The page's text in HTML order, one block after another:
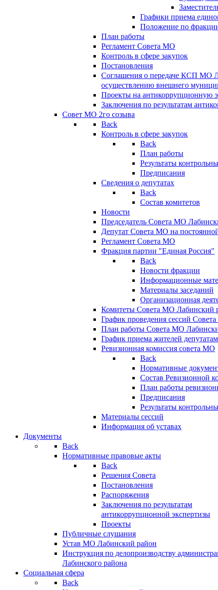
Графики приема
Положение по
План работы
Регламент Совета МО
Контроль в сфере закупок
Постановления
Соглашения о передаче КСП МО
осуществлению внешнего
Проекты на антикоррупционную
Заключения по результатам
Совет МО 2го созыва
Back
Контроль в сфере закупок
Back
План работы
Результаты
Предписания
Сведения о депутатах
Back
Состав комитетов
Новости
Председатель Совета МО
Депутат Совета МО на
Регламент Совета МО
Фракция партии "Единая Россия"
Back
Новости фракции
Информационные
Материалы заседаний
Организационная
Комитеты Совета МО Лабинский
График проведения сессий
План работы Совета МО
График приема жителей
Ревизионная комиссия совета МО
Back
Нормативные
Состав Ревизионной
План работы
Предписания
Результаты
Материалы сессий
Информация об уставах
Документы
Back
Нормативные правовые акты
Back
Решения Совета
Постановления
Распоряжения
Заключения по результатам
антикоррупционной экспертизы
Проекты
Публичные слушания
Устав МО Лабинский район
Инструкция по делопроизводству
Лабинского района
Социальная сфера
Back